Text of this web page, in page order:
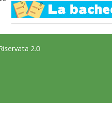
2.0